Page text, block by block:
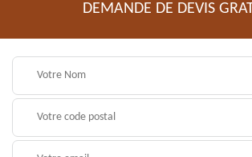
DEMANDE DE DEVIS